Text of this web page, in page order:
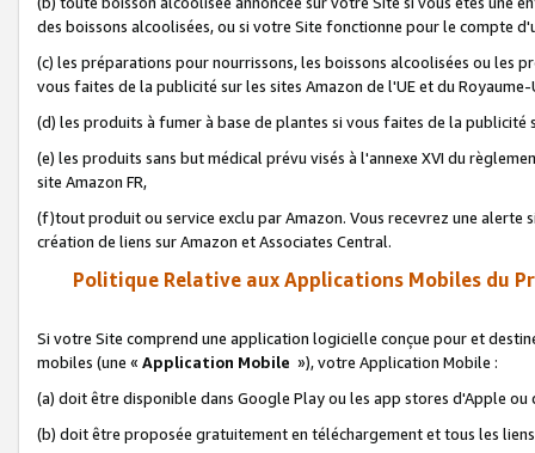
des boissons alcoolisées, ou si votre Site fonctionne pour le compte
(c) les préparations pour nourrissons, les boissons alcoolisées ou les
vous faites de la publicité sur les sites Amazon de l'UE et du Royaume-
(d) les produits à fumer à base de plantes si vous faites de la publicité
(e) les produits sans but médical prévu visés à l'annexe XVI du
site Amazon FR,
(f)tout produit ou service exclu par Amazon. Vous recevrez une alerte
création de liens sur Amazon et Associates Central.
Politique Relative aux Applications Mobiles du
Si votre Site comprend une application logicielle conçue pour et
mobiles (une « Application Mobile »), votre Application Mobile :
(a) doit être disponible dans Google Play ou les app stores d'Apple ou
(b) doit être proposée gratuitement en téléchargement et tous les